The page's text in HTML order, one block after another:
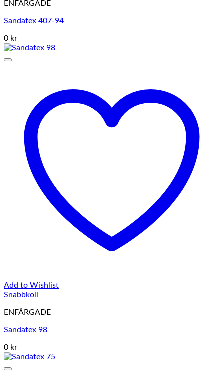
ENFÄRGADE
Sandatex 407-94
0 kr
Add to Wishlist
Snabbkoll
ENFÄRGADE
Sandatex 98
0 kr